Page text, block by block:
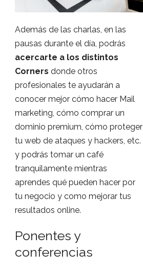
Además de las charlas, en las
pausas durante el día, podrás
acercarte a los distintos
Corners donde otros
profesionales te ayudarán a
conocer mejor cómo hacer Mail
marketing, cómo comprar un
dominio premium, cómo proteger
tu web de ataques y hackers, etc.
y podrás tomar un café
tranquilamente mientras
aprendes qué pueden hacer por
tu negocio y como mejorar tus
resultados online.
Ponentes y
conferencias